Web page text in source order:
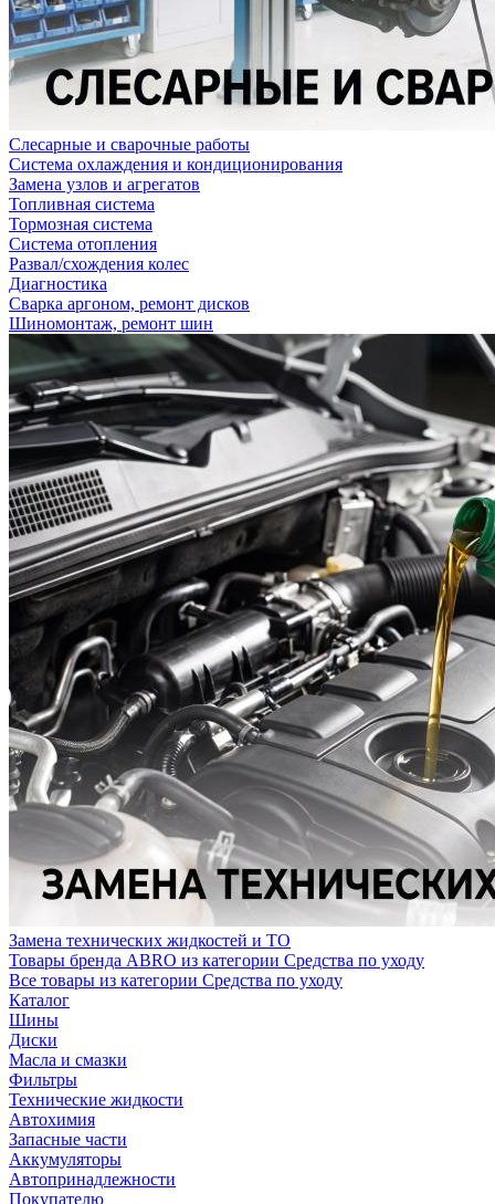
Слесарные и сварочные работы
Система охлаждения и кондиционирования
Замена узлов и агрегатов
Топливная система
Тормозная система
Система отопления
Развал/схождения колес
Диагностика
Сварка аргоном, ремонт дисков
Шиномонтаж, ремонт шин
Замена технических жидкостей и ТО
Товары бренда ABRO из категории Средства по уходу
Все товары из категории Средства по уходу
Каталог
Шины
Диски
Масла и смазки
Фильтры
Технические жидкости
Автохимия
Запасные части
Аккумуляторы
Автопринадлежности
Покупателю